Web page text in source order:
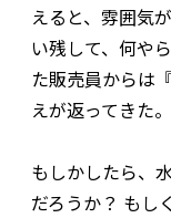
えると、雰囲気
い残して、何や
た販売員からは
えが返ってきた。
もしかしたら、
だろうか？ もし